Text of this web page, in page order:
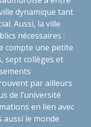
dynamique tant
Aussi, la ville
nécessaires :
compte une petite
sept collèges et
par ailleurs
de l’université
en lien avec
le monde